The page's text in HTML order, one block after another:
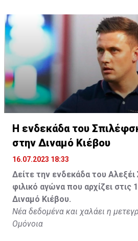
Η ενδεκάδα του
στην Διναμό Κιέβου
16.07.2023 18:33
Δείτε την ενδεκάδα του Αλεξέι
φιλικό αγώνα που αρχίζει στις
Διναμό Κιέβου.
Νέα δεδομένα και χαλάει η
Ομόνοια